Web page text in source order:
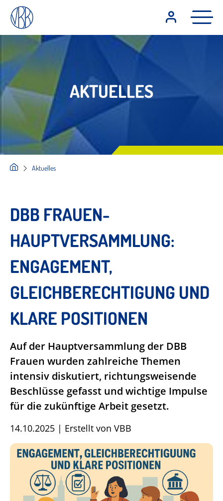
AKTUELLES
Aktuelles
DBB FRAUEN-
HAUPTVERSAMMLUNG:
ENGAGEMENT,
GLEICHBERECHTIGUNG UND
KLARE POSITIONEN
Auf der Hauptversammlung der DBB
Frauen wurden zahlreiche Themen
intensiv diskutiert, richtungsweisende
Beschlüsse gefasst und wichtige Impulse
für die zukünftige Arbeit gesetzt.
14.10.2025 | Erstellt von VBB